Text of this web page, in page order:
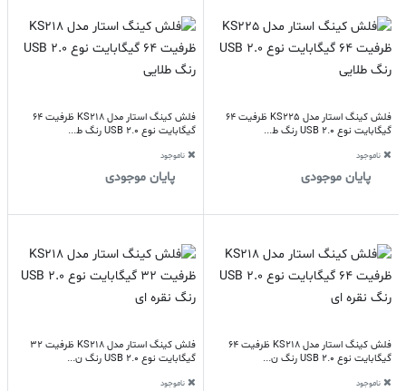
فلش کینگ استار مدل KS225 ظرفیت 64
گیگابایت نوع USB 2.0 رنگ ط...
ناموجود
پایان موجودی
فلش کینگ استار مدل KS218 ظرفیت 64
گیگابایت نوع USB 2.0 رنگ ط...
ناموجود
پایان موجودی
فلش کینگ استار مدل KS218 ظرفیت 64
گیگابایت نوع USB 2.0 رنگ ن...
ناموجود
فلش کینگ استار مدل KS218 ظرفیت 32
گیگابایت نوع USB 2.0 رنگ ن...
ناموجود